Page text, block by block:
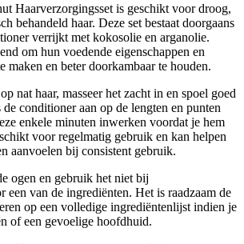
Haarverzorgingsset is geschikt voor droog,
behandeld haar. Deze set bestaat doorgaans
verrijkt met kokosolie en arganolie.
om hun voedende eigenschappen en
maken en beter doorkambaar te houden.
nat haar, masseer het zacht in en spoel goed
conditioner aan op de lengten en punten
enkele minuten inwerken voordat je hem
voor regelmatig gebruik en kan helpen
aanvoelen bij consistent gebruik.
ogen en gebruik het niet bij
een van de ingrediënten. Het is raadzaam de
op een volledige ingrediëntenlijst indien je
of een gevoelige hoofdhuid.